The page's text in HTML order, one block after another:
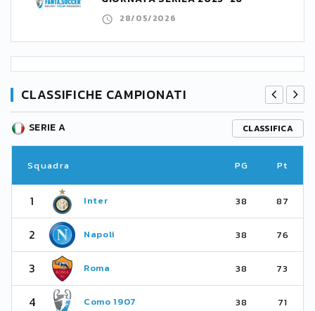
28/05/2026
CLASSIFICHE CAMPIONATI
SERIE A CLASSIFICA
Squadra PG Pt
1 Inter 38 87
2 Napoli 38 76
3 Roma 38 73
4 Como 1907 38 71